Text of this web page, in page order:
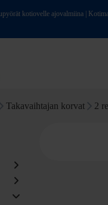
kotiovelle ajovalmiina |
Takavaihtajan korvat 2